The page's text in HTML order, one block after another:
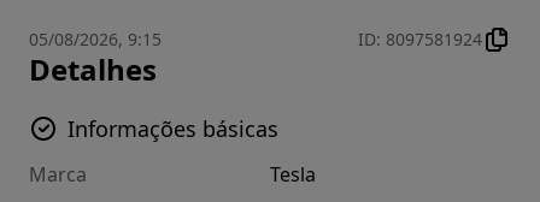
05/08/2026, 9:15 ID: 8097581924
Detalhes
Informações básicas
Marca Tesla